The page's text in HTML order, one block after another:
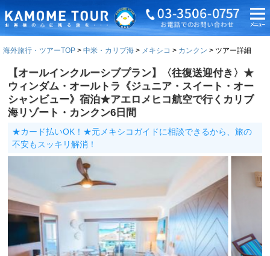
海外旅行・ツアーTOP 中米・カリブ海 メキシコ カンクン ツアー詳細
【オールインクルーシブプラン】〈往復送迎付き〉★
ウィンダム・オールトラ《ジュニア・スイート・オー
シャンビュー》宿泊★アエロメヒコ航空で行くカリブ
海リゾート・カンクン6日間
★カード払いOK！★元メキシコガイドに相談できるから、旅の
不安もスッキリ解消！